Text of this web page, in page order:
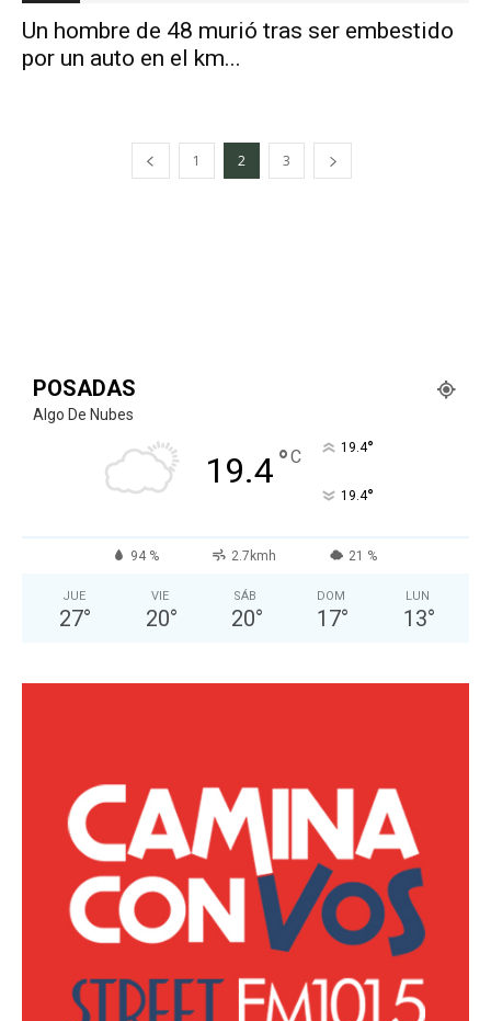
Un hombre de 48 murió tras ser embestido
por un auto en el km...
1 2 3
POSADAS
Algo De Nubes
19.4°C 19.4°
19.4°
94 % 2.7kmh 21 %
JUE
27°
VIE
20°
SÁB
20°
DOM
17°
LUN
13°